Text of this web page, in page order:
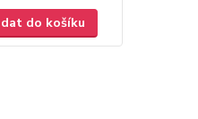
do košíku